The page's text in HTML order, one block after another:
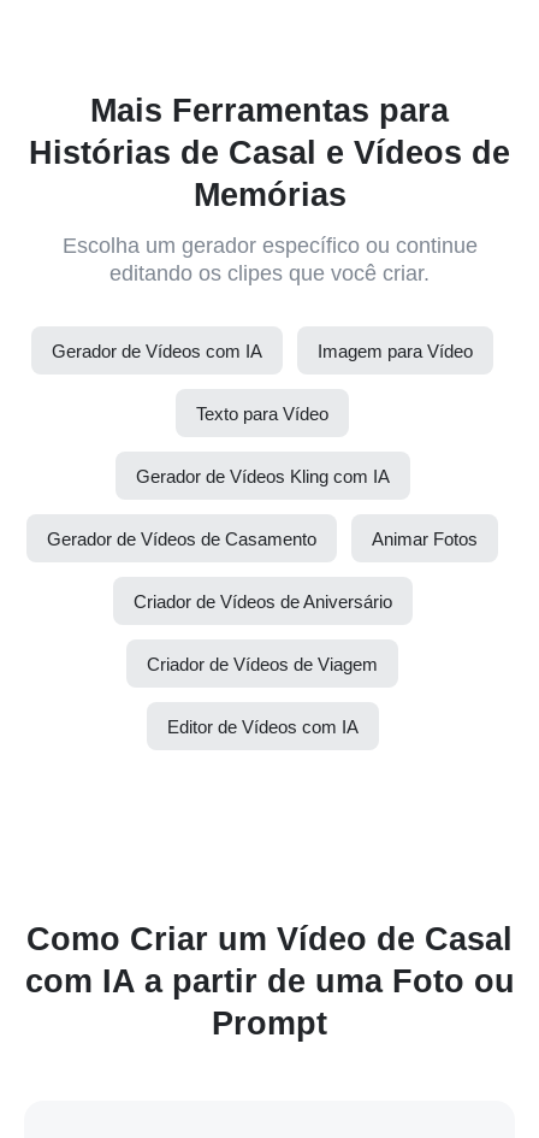
Mais Ferramentas para
Histórias de Casal e Vídeos de
Memórias
Escolha um gerador específico ou continue
editando os clipes que você criar.
Gerador de Vídeos com IA Imagem para Vídeo
Texto para Vídeo
Gerador de Vídeos Kling com IA
Gerador de Vídeos de Casamento Animar Fotos
Criador de Vídeos de Aniversário
Criador de Vídeos de Viagem
Editor de Vídeos com IA
Como Criar um Vídeo de Casal
com IA a partir de uma Foto ou
Prompt